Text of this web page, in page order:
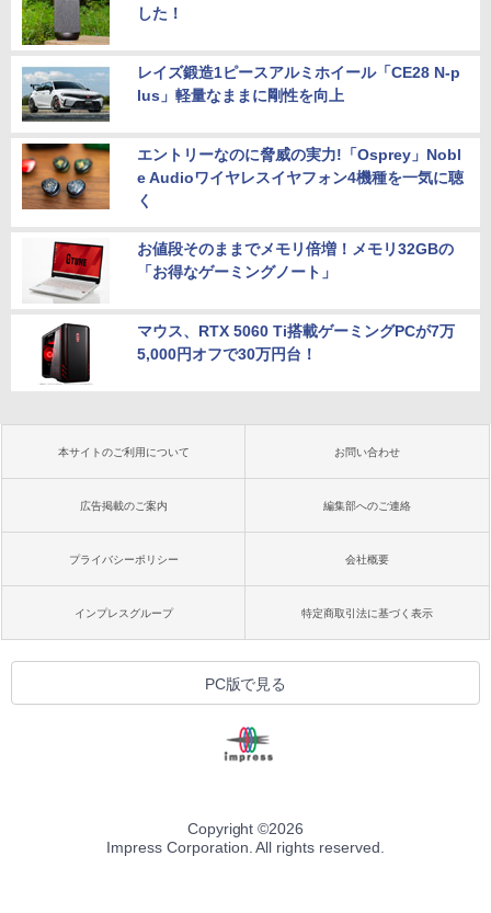
した！
レイズ鍛造1ピースアルミホイール「CE28 N-p
lus」軽量なままに剛性を向上
エントリーなのに脅威の実力!「Osprey」Nobl
e Audioワイヤレスイヤフォン4機種を一気に聴
く
お値段そのままでメモリ倍増！メモリ32GBの
「お得なゲーミングノート」
マウス、RTX 5060 Ti搭載ゲーミングPCが7万
5,000円オフで30万円台！
本サイトのご利用について お問い合わせ
広告掲載のご案内 編集部へのご連絡
プライバシーポリシー 会社概要
インプレスグループ 特定商取引法に基づく表示
PC版で見る
Copyright ©2026
Impress Corporation. All rights reserved.